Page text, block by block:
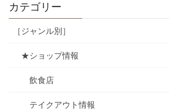
カテゴリー
［ジャンル別］
★ショップ情報
飲食店
テイクアウト情報